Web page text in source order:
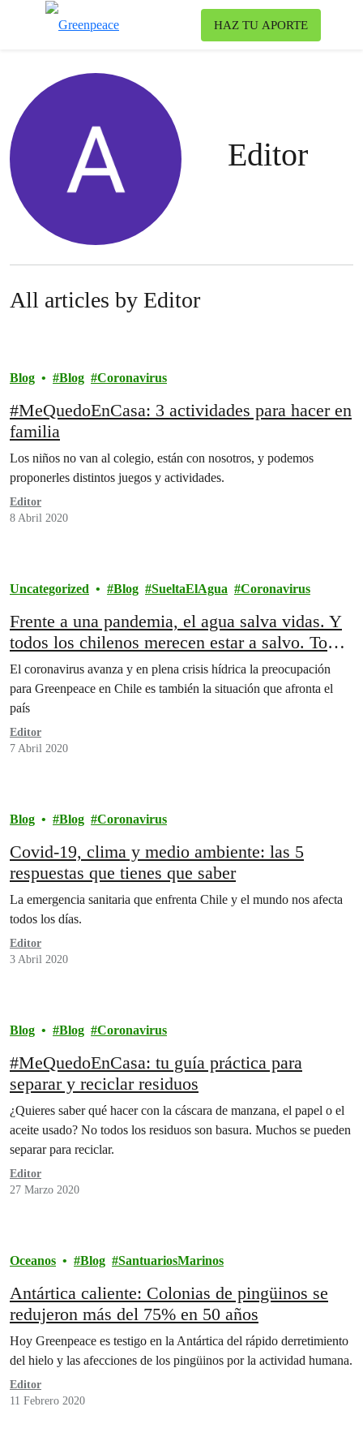
HAZ TU APORTE
Editor
All articles by Editor
Blog Blog Coronavirus
#MeQuedoEnCasa: 3 actividades para hacer en
familia
Los niños no van al colegio, están con nosotros, y podemos
proponerles distintos juegos y actividades.
Editor
8 Abril 2020
Uncategorized Blog SueltaElAgua Coronavirus
Frente a una pandemia, el agua salva vidas. Y
todos los chilenos merecen estar a salvo. Todos
los chilenos deben vivir.
El coronavirus avanza y en plena crisis hídrica la preocupación
para Greenpeace en Chile es también la situación que afronta el
país
Editor
7 Abril 2020
Blog Blog Coronavirus
Covid-19, clima y medio ambiente: las 5
respuestas que tienes que saber
La emergencia sanitaria que enfrenta Chile y el mundo nos afecta
todos los días.
Editor
3 Abril 2020
Blog Blog Coronavirus
#MeQuedoEnCasa: tu guía práctica para
separar y reciclar residuos
¿Quieres saber qué hacer con la cáscara de manzana, el papel o el
aceite usado? No todos los residuos son basura. Muchos se pueden
separar para reciclar.
Editor
27 Marzo 2020
Oceanos Blog SantuariosMarinos
Antártica caliente: Colonias de pingüinos se
redujeron más del 75% en 50 años
Hoy Greenpeace es testigo en la Antártica del rápido derretimiento
del hielo y las afecciones de los pingüinos por la actividad humana.
Editor
11 Febrero 2020